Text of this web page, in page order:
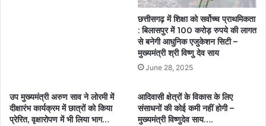
छत्तीसगढ़ में शिक्षा को सर्वोच्च प्राथमिकता
: बिलासपुर में 100 करोड़ रुपये की लागत
से बनेगी आधुनिक एजुकेशन सिटी –
मुख्यमंत्री श्री विष्णु देव साय
June 28, 2025
उप मुख्यमंत्री अरुण साव ने लोरमी में
दीक्षारंभ कार्यक्रम में छात्रों को किया
प्रेरित, वृक्षारोपण में भी लिया भाग…
आदिवासी क्षेत्रों के विकास के लिए
संसाधनों की कोई कमी नहीं होगी –
मुख्यमंत्री विष्णुदेव साय….